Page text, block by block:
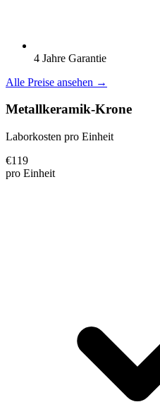
4 Jahre Garantie
Alle Preise ansehen →
Metallkeramik-Krone
Laborkosten pro Einheit
€119
pro Einheit